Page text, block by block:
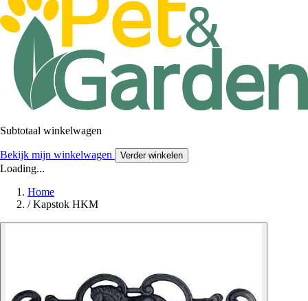
Subtotaal winkelwagen
Bekijk mijn winkelwagen Verder winkelen
Loading...
Home
/ Kapstok HKM